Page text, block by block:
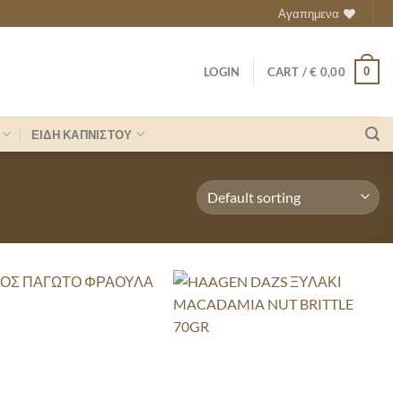
Αγαπημενα
LOGIN CART /€ 0,00 0
ΕΙΔΗ ΚΑΠΝΙΣΤΟΥ